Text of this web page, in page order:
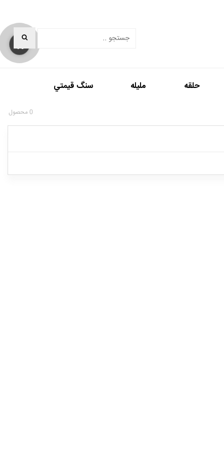
حلقه مليله سنگ قيمتي
0
0 محصول